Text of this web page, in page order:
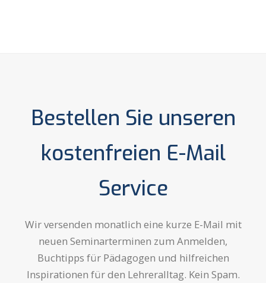
Bestellen Sie unseren
kostenfreien E-Mail
Service
Wir versenden monatlich eine kurze E-Mail mit
neuen Seminarterminen zum Anmelden,
Buchtipps für Pädagogen und hilfreichen
Inspirationen für den Lehreralltag. Kein Spam.